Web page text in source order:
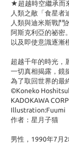
★超越時空繼承而
人類之敵「食星者
人類與迪米斯戰鬥
阿斯克利亞的祕密。
以及即使意識逐
超越千年的時光，
一切真相揭露，鏡
為了取回世界的最
©Koneko
KADOKAWA
Illustration:Fuumi
作者：星月子猫
男性，1990年7月